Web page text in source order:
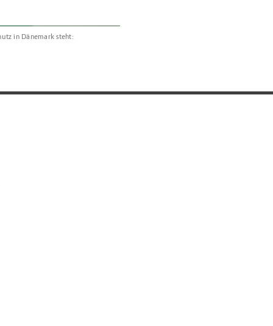
in Dänemark steht: